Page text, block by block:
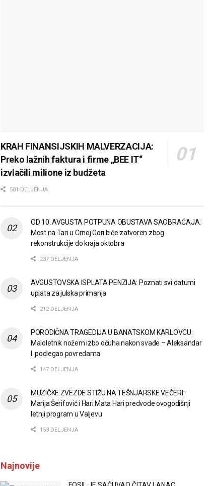
KRAH FINANSIJSKIH MALVERZACIJA:
Preko lažnih faktura i firme „BEE IT“
izvlačili milione iz budžeta
501 DELJENJA
OD 10. AVGUSTA POTPUNA OBUSTAVA SAOBRAĆAJA:
Most na Tari u Crnoj Gori biće zatvoren zbog
rekonstrukcije do kraja oktobra
237 DELJENJA
AVGUSTOVSKA ISPLATA PENZIJA: Poznati svi datumi
uplata za julska primanja
212 DELJENJA
PORODIČNA TRAGEDIJA U BANATSKOM KARLOVCU:
Maloletnik nožem izbo očuha nakon svađe – Aleksandar
I. podlegao povredama
147 DELJENJA
MUZIČKE ZVEZDE STIŽU NA TEŠNJARSKE VEČERI:
Marija Šerifović i Hari Mata Hari predvode ovogodišnji
letnji program u Valjevu
153 DELJENJA
Najnovije